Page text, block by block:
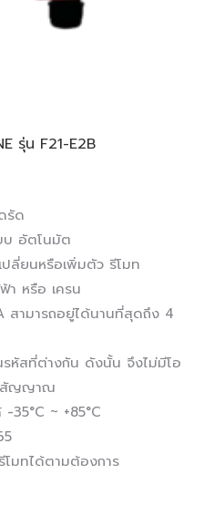
รุ่น F21-E2B
รัด
อัตโนมัต
ลี่ยนหรือเพิ่มตัว รีโมท
า หรือ เครน
สามารถอยู่ได้นานที่สุดถึง 4
รหัสที่ต่างกัน ดังนั้น จึงไม่มีโอ
สัญญาณ
35°C ~ +85°C
โมทได้ตามต้องการ